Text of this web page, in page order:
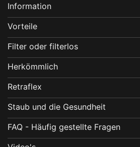
Information
Vorteile
Filter oder filterlos
Herkömmlich
Retraflex
Staub und die Gesundheit
FAQ - Häufig gestellte Fragen